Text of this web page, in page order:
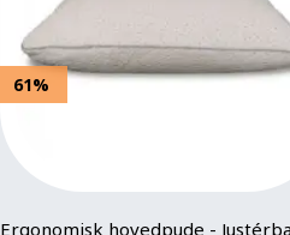
61%
Ergonomisk hovedpude -